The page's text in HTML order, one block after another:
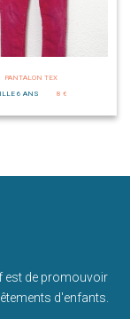
PANTALON TEX
6 ANS
8 €
est de promouvoir
d'enfants.